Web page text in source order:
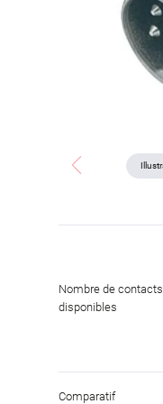
Nombre de contacts
disponibles
Comparatif